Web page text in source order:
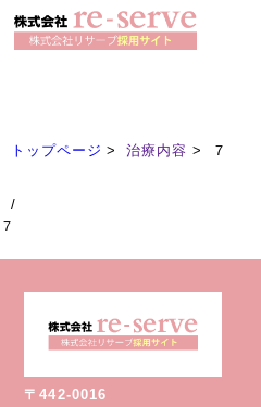
Treatment
トップページ 治療内容 ７
/
７
〒442-0016